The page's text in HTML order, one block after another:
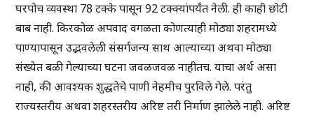
घरपोच व्यवस्था 78 टक्के पासून 92 टक्क्यांपर्यंत नेली. ही काही छोटी
बाब नाही. किरकोळ अपवाद वगळता कोणत्याही मोठ्या शहरामध्ये
पाण्यापासून उद्भवलेली संसर्गजन्य साथ आल्याच्या अथवा मोठ्या
संख्येत बळी गेल्याच्या घटना जवळजवळ नाहीतच. याचा अर्थ असा
नाही, की आवश्यक शुद्धतेचे पाणी नेहमीच पुरविले गेले. परंतु
राज्यस्तरीय अथवा शहरस्तरीय अरिष्ट तरी निर्माण झालेले नाही. अरिष्ट